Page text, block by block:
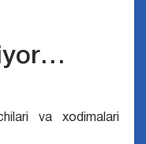
va xodimalari